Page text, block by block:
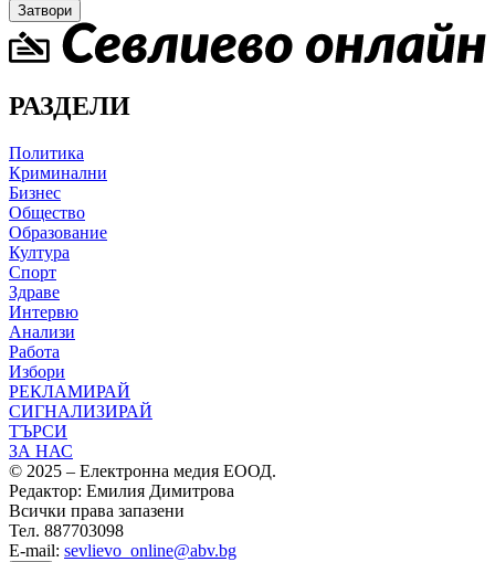
Затвори
РАЗДЕЛИ
Политика
Криминални
Бизнес
Общество
Образование
Култура
Спорт
Здраве
Интервю
Анализи
Работа
Избори
РЕКЛАМИРАЙ
СИГНАЛИЗИРАЙ
ТЪРСИ
ЗА НАС
© 2025 – Електронна медия ЕООД.
Редактор: Емилия Димитрова
Всички права запазени
Тел. 887703098
E-mail: sevlievo_online@abv.bg